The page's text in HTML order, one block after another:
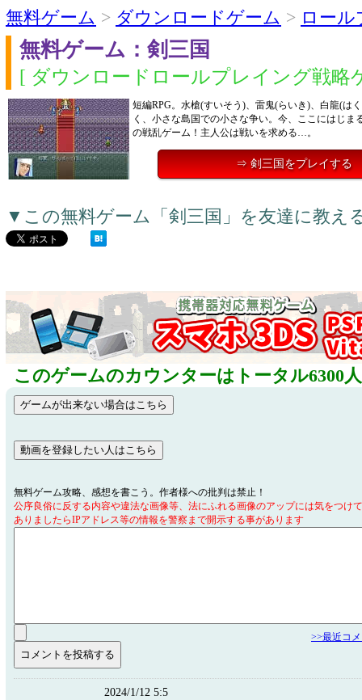
無料ゲーム > ダウンロードゲーム > ロー
無料ゲーム：剣三国
[ ダウンロードロールプレイング戦略
短編RPG。水槍(すいそう)、雷鬼(らいき)、白龍(は
く、小さな島国での小さな争い。今、ここにはじま
の戦乱ゲーム！主人公は戦いを求める…。
⇒ 剣三国をプレイする
▼この無料ゲーム「剣三国」を友達に教え
このゲームのカウンターはトータル6300
無料ゲーム攻略、感想を書こう。作者様への批判は禁止！
公序良俗に反する内容や違法な画像等、法にふれる画像のアップには気をつけ
ありましたらIPアドレス等の情報を警察まで開示する事があります
>>最近コ
2024/1/12 5:5